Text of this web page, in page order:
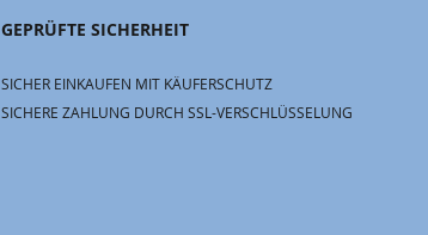
GEPRÜFTE SICHERHEIT
SICHER EINKAUFEN MIT KÄUFERSCHUTZ
SICHERE ZAHLUNG DURCH SSL-VERSCHLÜSSELUNG